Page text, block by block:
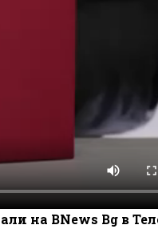
на BNews Bg в